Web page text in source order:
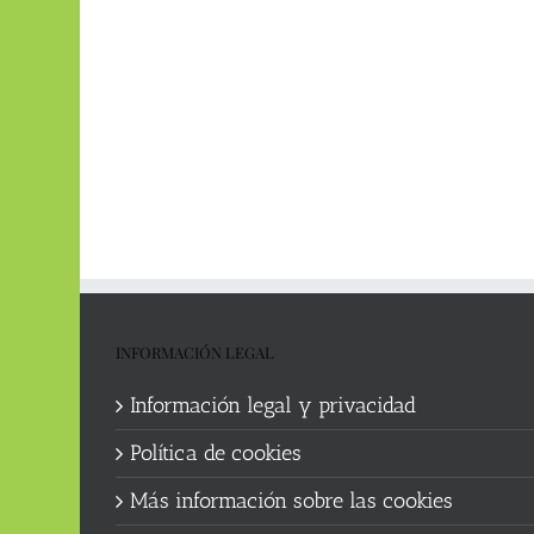
INFORMACIÓN LEGAL
Información legal y privacidad
Política de cookies
Más información sobre las cookies